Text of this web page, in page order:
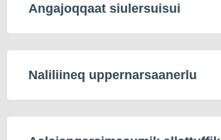
Angajoqqaat siulersuisui
Naliliineq uppernarsaanerlu